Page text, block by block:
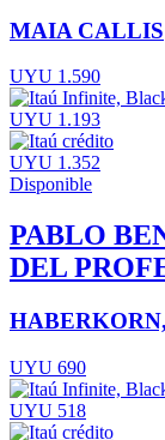
MAIA CALLIS
UYU 1.590
UYU 1.193
UYU 1.352
Disponible
PABLO
DEL
UYU 690
UYU 518